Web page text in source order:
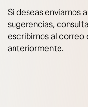
Si deseas enviarnos
sugerencias,
escribirnos al
anteriormente.